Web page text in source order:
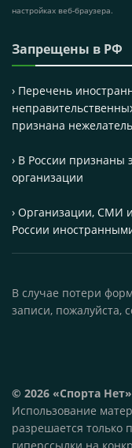
настройках веб-браузера.
Запрещены в РФ
› Перечень
признана
› В России признаны
организации
› Организации, СМИ
России
В случае потери
записи, пожалуйста,
© 2026 «Спорта
Использование
разрешается только